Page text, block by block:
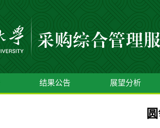
结果公告 展望分析